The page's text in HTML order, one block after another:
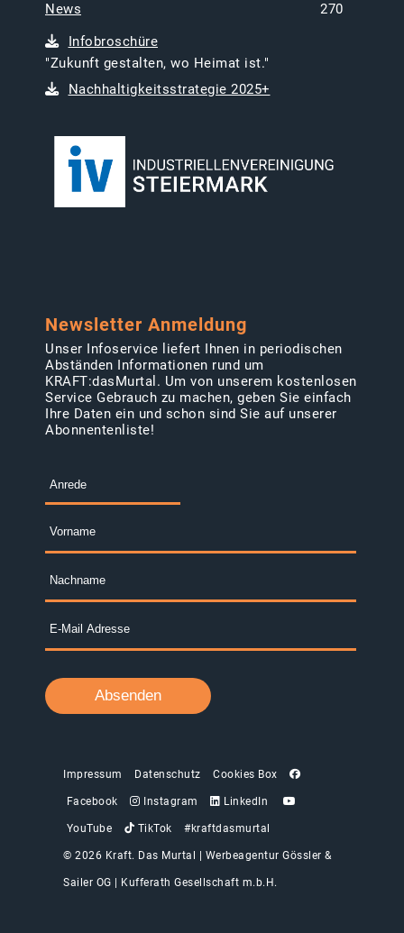
News
270
Infobroschüre
"Zukunft gestalten, wo Heimat ist."
Nachhaltigkeitsstrategie 2025+
Newsletter Anmeldung
Unser Infoservice liefert Ihnen in periodischen
Abständen Informationen rund um
KRAFT:dasMurtal. Um von unserem kostenlosen
Service Gebrauch zu machen, geben Sie einfach
Ihre Daten ein und schon sind Sie auf unserer
Abonnentenliste!
Impressum Datenschutz Cookies Box
Facebook Instagram LinkedIn
YouTube TikTok #kraftdasmurtal
© 2026 Kraft. Das Murtal | Werbeagentur Gössler &
Sailer OG | Kufferath Gesellschaft m.b.H.